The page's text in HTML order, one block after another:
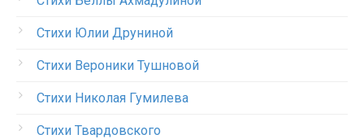
Стихи Юлии Друниной
Стихи Вероники Тушновой
Стихи Николая Гумилева
Стихи Твардовского